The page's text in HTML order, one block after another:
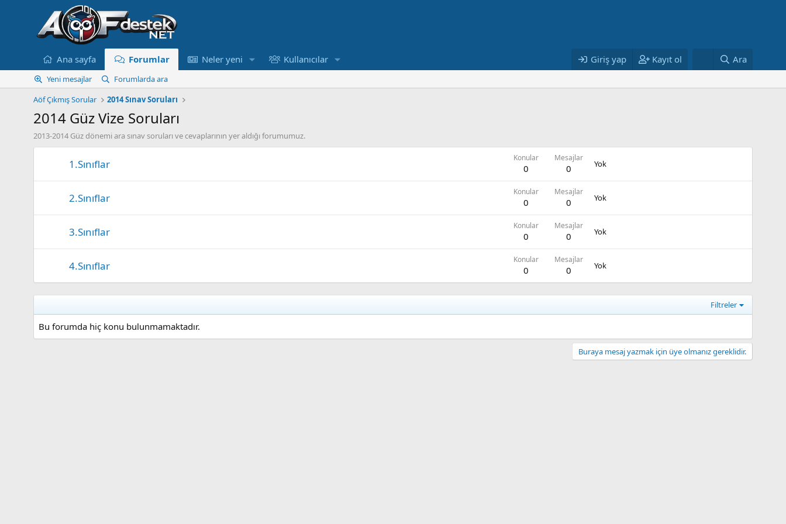
Ana sayfa Forumlar Neler yeni Kullanıcılar Giriş yap Kayıt ol Ara
Yeni mesajlar
Forumlarda ara
Aöf Çıkmış Sorular
2014 Sınav Soruları
2014 Güz Vize Soruları
2013-2014 Güz dönemi ara sınav soruları ve cevaplarının yer aldığı forumumuz.
1.Sınıflar Konular
0
Mesajlar
0 Yok
2.Sınıflar Konular
0
Mesajlar
0 Yok
3.Sınıflar Konular
0
Mesajlar
0 Yok
4.Sınıflar Konular
0
Mesajlar
0 Yok
Filtreler
Bu forumda hiç konu bulunmamaktadır.
Buraya mesaj yazmak için üye olmanız gereklidir.